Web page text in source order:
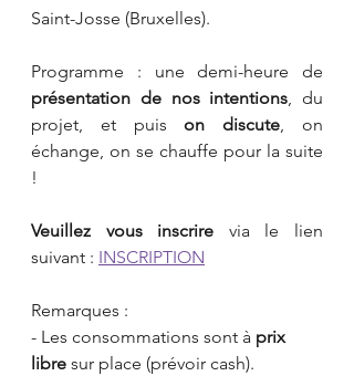
Saint-Josse (Bruxelles).
présentation de nos intentions, du
projet, et puis on discute, on
échange, on se chauffe pour la suite
!
Veuillez vous inscrire via le lien
suivant : INSCRIPTION
Remarques :
- Les consommations sont à prix
libre sur place (prévoir cash).